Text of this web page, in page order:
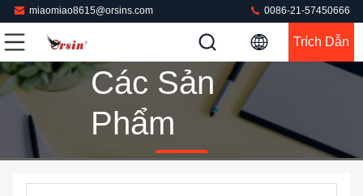
miaomiao8615@orsins.com 0086-21-57450666
Trích Dẫn
Các Sản
Phẩm